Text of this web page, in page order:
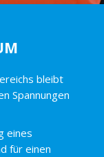
bleibt
Spannungen
eines
für einen